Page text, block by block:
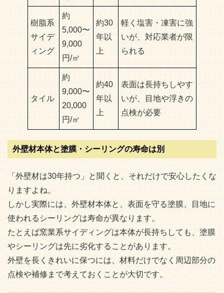
樹脂系
サイデ
ィング
約
5,000〜
9,000
円/㎡
約30
年以
上
軽く塩害・凍害に強
いが、対応業者が限
られる
タイル
約
9,000〜
20,000
円/㎡
約40
年以
上
表面は長持ちしやす
いが、目地や浮きの
点検が必要
外壁材本体と塗膜・シーリングの寿命は別
「外壁材は30年持つ」と聞くと、それだけで安心したくな
りますよね。
しかし実際には、外壁材本体と、表面を守る塗膜、目地に
使われるシーリングは寿命が異なります。
たとえば窯業系サイディングは本体が長持ちしても、塗膜
やシーリングは先に劣化することがあります。
外壁を長くきれいに保つには、材料だけでなく周辺部分の
点検や補修まで考えておくことが大切です。